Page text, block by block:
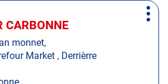
CARBONNE
monnet,
Market , Derrièrre
Plus